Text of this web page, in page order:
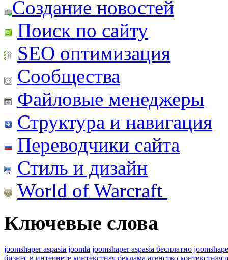
Создание новостей
Поиск по сайту
SEO оптимизация
Сообщества
Файловые менеджеры
Структура и навигация
Переводчики сайта
Стиль и дизайн
World of Warcraft
Ключевые слова
joomshaper aspasia joomla joomshaper aspasia бесплатно